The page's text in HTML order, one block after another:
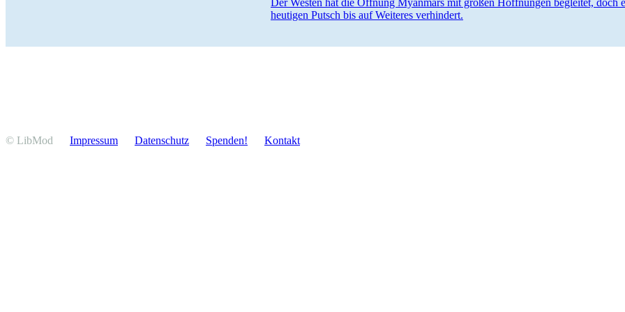
heutigen Putsch bis auf Weiteres verhindert.
© LibMod Impressum Daten­schutz Spenden! Kontakt